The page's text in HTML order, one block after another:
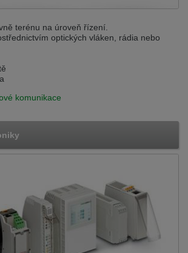
terénu na úroveň řízení.
optických vláken, rádia nebo
komunikace